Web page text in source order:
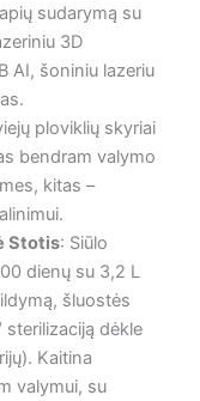
sudarymą su
3D
AI, šoniniu lazeriu
ploviklių skyriai
bendram valymo
kitas –
Stotis: Siūlo
dienų su 3,2 L
šluostės
dėkle
Kaitina
valymui, su